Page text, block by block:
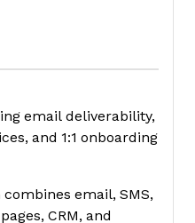
email deliverability,
and 1:1 onboarding
email, SMS,
CRM, and